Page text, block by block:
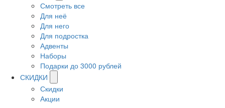
Смотреть все
Для неё
Для него
Для подростка
Адвенты
Наборы
Подарки до 3000 рублей
СКИДКИ
Скидки
Акции